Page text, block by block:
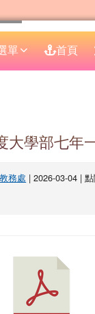
單 首頁
大學部七年
教務處 | 2026-03-04 | 點